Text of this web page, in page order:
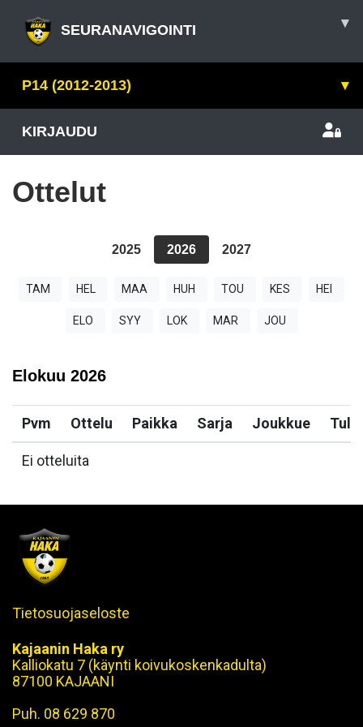
SEURANAVIGOINTI ▾
P14 (2012-2013) ▾
KIRJAUDU
Ottelut
2025 2026 2027
TAM HEL MAA HUH TOU KES HEI
ELO SYY LOK MAR JOU
Elokuu 2026
Pvm Ottelu Paikka Sarja Joukkue
Ei otteluita
Tietosuojaseloste
Kajaanin Haka ry
Kalliokatu 7 (käynti koivukoskenkadulta)
87100 KAJAANI
Puh. 08 629 870